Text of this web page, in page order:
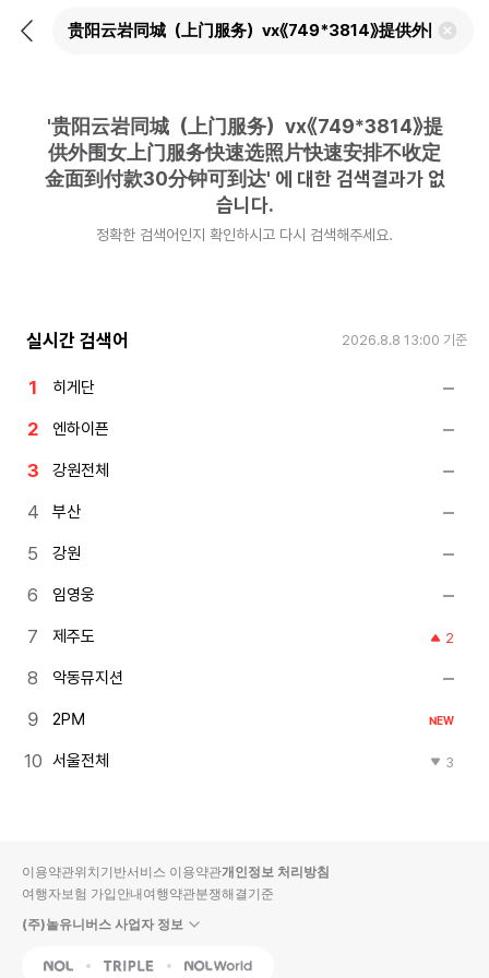
뒤
검
'贵阳云岩同城（上门服务）vx《749*3814》提
供外围女上门服务快速选照片快速安排不收定
金面到付款30分钟可到达' 에 대한 검색결과가 없
습니다.
정확한 검색어인지 확인하시고 다시 검색해주세요.
실시간 검색어 2026.8.8 13:00 기준
히게단
엔하이픈
강원전체
부산
강원
임영웅
제주도 2
악동뮤지션
2PM NEW
서울전체 3
이용약관위치기반서비스 이용약관개인정보 처리방침
여행자보험 가입안내여행약관분쟁해결기준
(주)놀유니버스 사업자 정보
NOL Triple Interpark Global